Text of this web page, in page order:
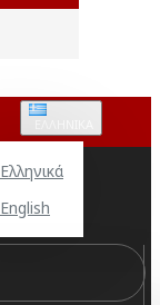
Ελληνικά
English